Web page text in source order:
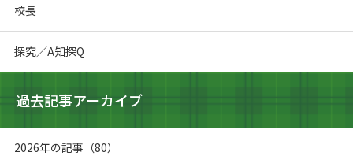
校長
探究／A知探Q
過去記事アーカイブ
2026年の記事（80）